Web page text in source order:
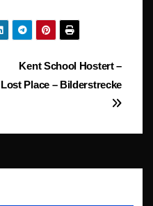
Kent School Hostert –
Lost Place – Bilderstrecke